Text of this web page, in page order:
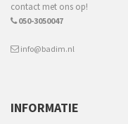
contact met ons op!
050-3050047
info@badim.nl
INFORMATIE